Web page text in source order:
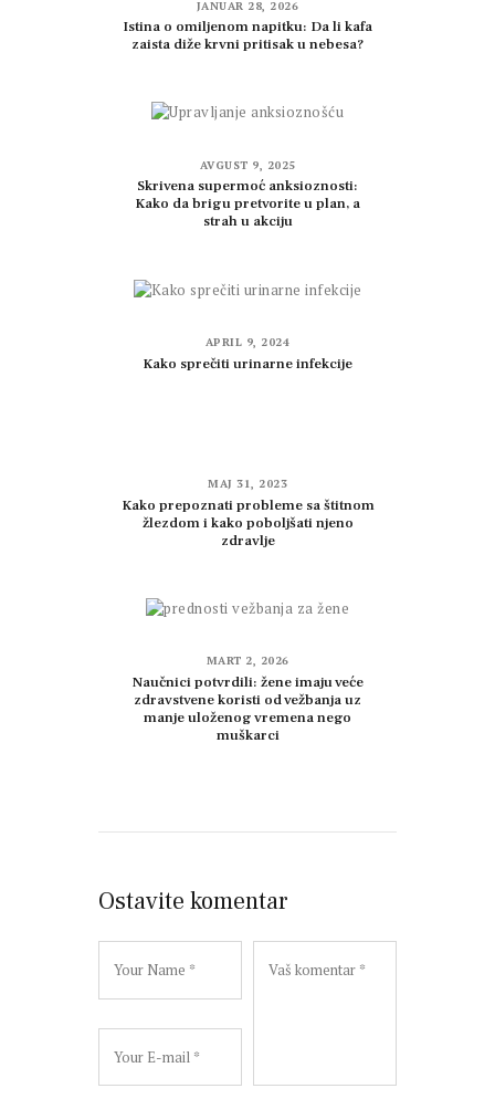
JANUAR 28, 2026
Istina o omiljenom napitku: Da li kafa
zaista diže krvni pritisak u nebesa?
AVGUST 9, 2025
Skrivena supermoć anksioznosti:
Kako da brigu pretvorite u plan, a
strah u akciju
APRIL 9, 2024
Kako sprečiti urinarne infekcije
MAJ 31, 2023
Kako prepoznati probleme sa štitnom
žlezdom i kako poboljšati njeno
zdravlje
MART 2, 2026
Naučnici potvrdili: žene imaju veće
zdravstvene koristi od vežbanja uz
manje uloženog vremena nego
muškarci
Ostavite komentar